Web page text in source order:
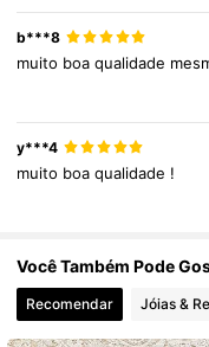
b***8
muito boaqualidade
y***4
muito boaqualidade !
Você Também Pode
Recomendar Jóias &